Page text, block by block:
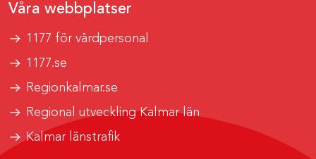
Våra webbplatser
1177 för vårdpersonal
1177.se
Regionkalmar.se
Regional utveckling Kalmar län
Kalmar länstrafik